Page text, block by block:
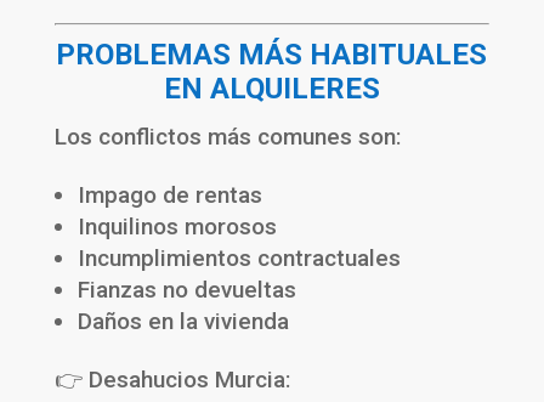
PROBLEMAS MÁS HABITUALES
EN ALQUILERES
Los conflictos más comunes son:
Impago de rentas
Inquilinos morosos
Incumplimientos contractuales
Fianzas no devueltas
Daños en la vivienda
👉 Desahucios Murcia: